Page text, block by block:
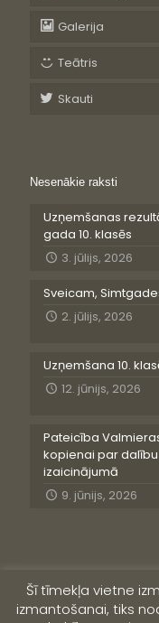
Galerija
Teātris
Skauti
Nesenākie raksti
Uzņemšanas
gada 10. klasēs
3. jūlijs, 2026
Sveicam,
2. jūlijs, 2026
Uzņemšana 10.
12. jūnijs, 2026
Pateicība
kopienai par
izaicinājumā
9. jūnijs, 2026
Šī tīmekļa vietne
izmantošanai, tiks